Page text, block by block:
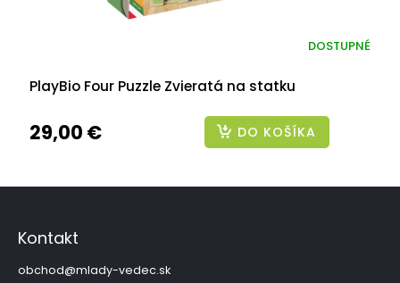
PlayBio Four Puzzle Zvieratá na statku
DOSTUPNÉ
29,00 € DO KOŠÍKA
Z
Kontakt
obchod@mlady-vedec.sk